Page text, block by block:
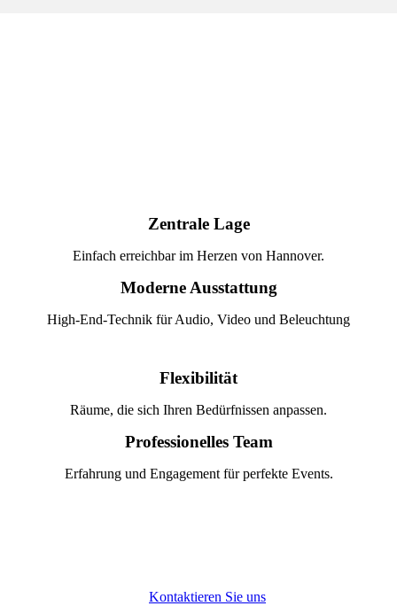
Zentrale Lage
Einfach erreichbar im Herzen von Hannover.
Moderne Ausstattung
High-End-Technik für Audio, Video und Beleuchtung
Flexibilität
Räume, die sich Ihren Bedürfnissen anpassen.
Professionelles Team
Erfahrung und Engagement für perfekte Events.
Kontaktieren Sie uns